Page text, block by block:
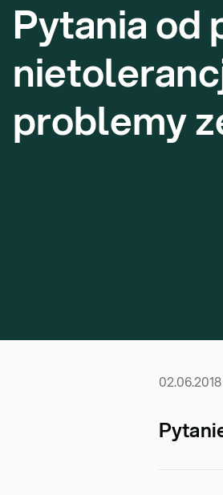
Pytania od
problemy
02.06.2018